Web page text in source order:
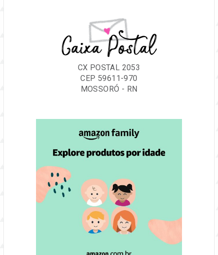
Caixa Postal
CX POSTAL 2053
CEP 59611-970
MOSSORÓ - RN